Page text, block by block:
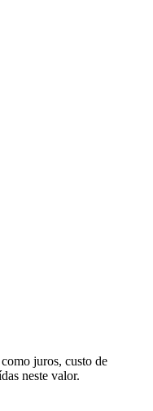
juros, custo de
neste valor.